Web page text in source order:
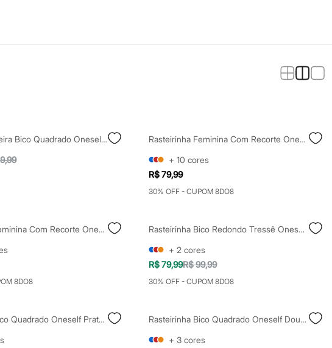
Sandália Rasteira Bico Quadrado Oneself Prateada
Rasteirinha Feminina Com Recorte Oneself Dourada
+ 10 cores
R$ 79,99
30% OFF - CUPOM 8DO8
Rasteirinha Feminina Com Recorte Oneself Dourada
8DO8
Rasteirinha Bico Redondo Tressê Oneself Colorida
+ 2 cores
R$ 79,99R$ 99,99
30% OFF - CUPOM 8DO8
Rasteirinha Bico Quadrado Oneself Prateada
Rasteirinha Bico Quadrado Oneself Dourada
+ 3 cores